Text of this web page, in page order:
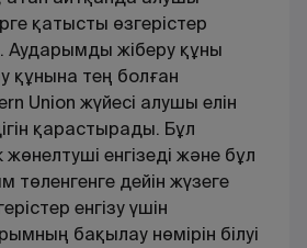
қатысты өзгерістер
Аударымды жіберу құны
құнына тең болған
Union жүйесі алушы елін
қарастырады. Бұл
жөнелтуші енгізеді және бұл
төленгенге дейін жүзеге
енгізу үшін
бақылау нөмірін білуі